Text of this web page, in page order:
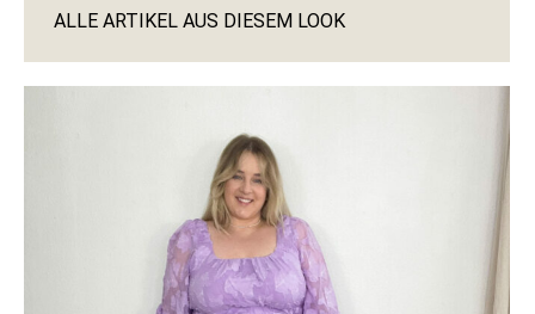
ALLE ARTIKEL AUS DIESEM LOOK